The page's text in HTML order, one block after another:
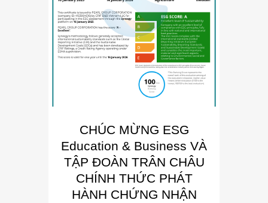
CHÚC MỪNG ESG
Education & Business VÀ
TẬP ĐOÀN TRÂN CHÂU
CHÍNH THỨC PHÁT
HÀNH CHỨNG NHẬN